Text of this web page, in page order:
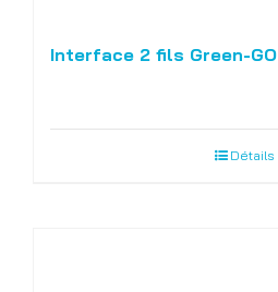
Interface 2 fils Green-GO
Détails